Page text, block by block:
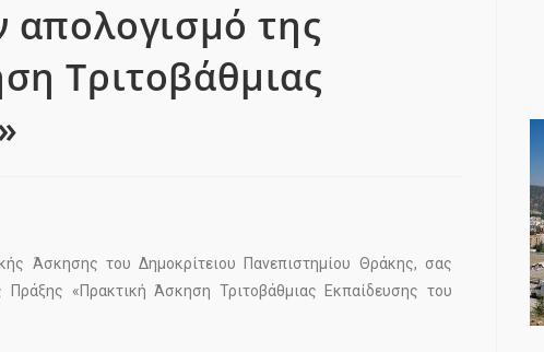
απολογισμό της
Τριτοβάθμιας
Άσκησης του Δημοκρίτειου Πανεπιστημίου Θράκης, σας
«Πρακτική Άσκηση Τριτοβάθμιας Εκπαίδευσης του